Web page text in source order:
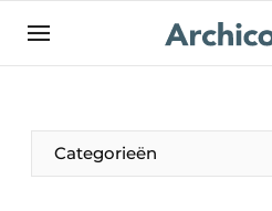
NL be-FR
Categorieën